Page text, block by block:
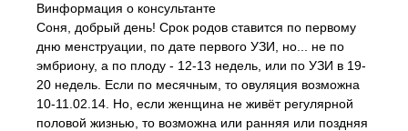
Винформация о консультанте
Соня, добрый день! Срок родов ставится по первому
дню менструации, по дате первого УЗИ, но... не по
эмбриону, а по плоду - 12-13 недель, или по УЗИ в 19-
20 недель. Если по месячным, то овуляция возможна
10-11.02.14. Но, если женщина не живёт регулярной
половой жизнью, то возможна или ранняя или поздняя